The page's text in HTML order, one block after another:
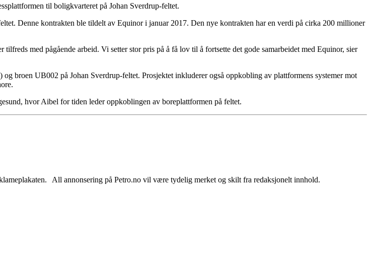
til boligkvarteret på Johan Sverdrup-feltet.
Denne kontrakten ble tildelt av Equinor i januar 2017. Den nye kontrakten har en verdi på cirka 200 millioner
med pågående arbeid. Vi setter stor pris på å få lov til å fortsette det gode samarbeidet med Equinor, sier
broen UB002 på Johan Sverdrup-feltet. Prosjektet inkluderer også oppkobling av plattformens systemer mot
hvor Aibel for tiden leder oppkoblingen av boreplattformen på feltet.
All annonsering på Petro.no vil være tydelig merket og skilt fra redaksjonelt innhold.